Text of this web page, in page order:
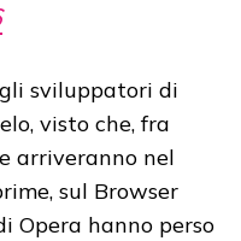
sviluppatori di
visto che, fra
arriveranno nel
sul Browser
Opera hanno perso